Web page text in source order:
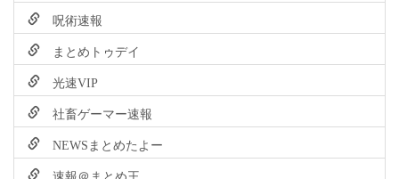
呪術速報
まとめトゥデイ
光速VIP
社畜ゲーマー速報
NEWSまとめたよー
速報＠まとめ王